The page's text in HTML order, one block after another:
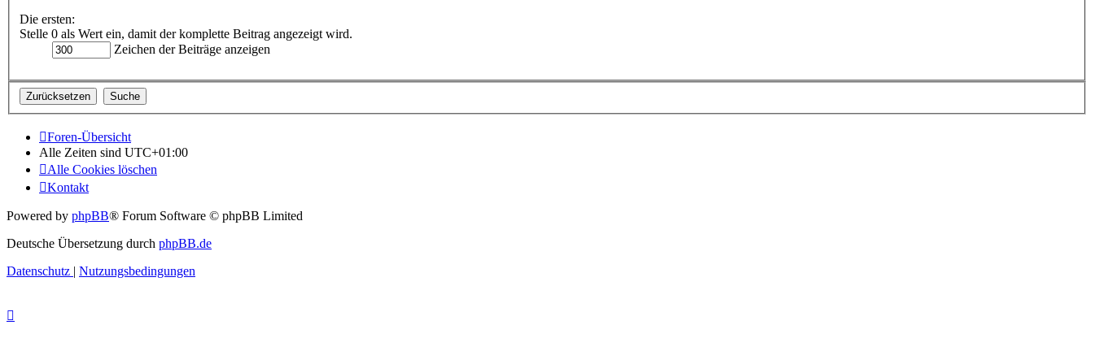
Die ersten:
Stelle 0 als Wert ein, damit der komplette Beitrag angezeigt wird.
Zeichen der Beiträge anzeigen
Foren-Übersicht
Alle Zeiten sind UTC+01:00
Alle Cookies löschen
Kontakt
Powered by phpBB® Forum Software © phpBB Limited
Deutsche Übersetzung durch phpBB.de
Datenschutz | Nutzungsbedingungen